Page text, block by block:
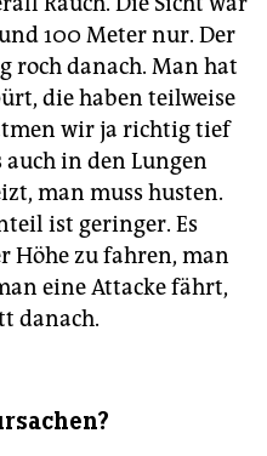
100 Meter nur. Der
roch danach. Man hat
die haben teilweise
wir ja richtig tief
in den Lungen
man muss husten.
ist geringer. Es
Höhe zu fahren, man
eine Attacke fährt,
danach.